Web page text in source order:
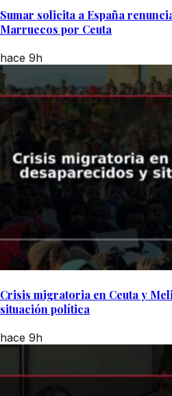
Sumar solicita a España
Marruecos por Ceuta
hace 9h
Crisis migratoria en Ceuta y
situación política
hace 9h